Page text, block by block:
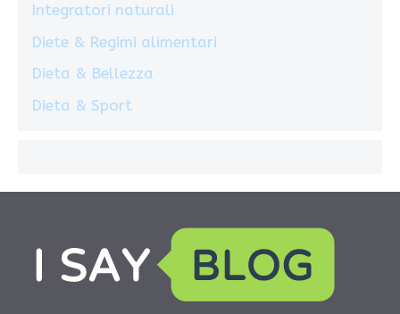
Integratori naturali
Diete & Regimi alimentari
Dieta & Bellezza
Dieta & Sport